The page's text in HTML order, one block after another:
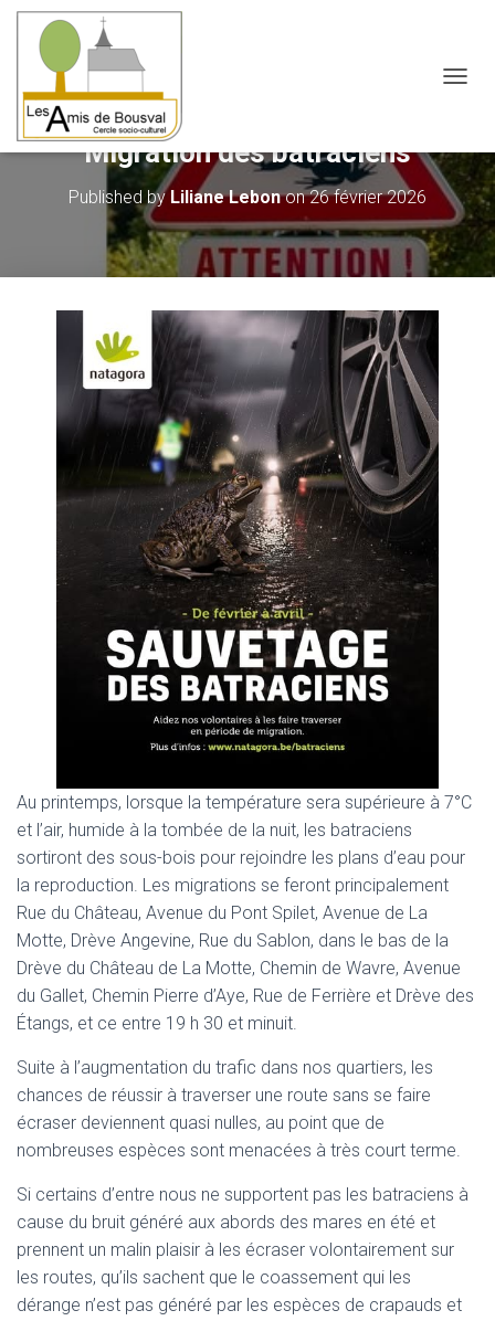
Migration des batraciens
Published byLiliane Lebonon26 février 2026
Au printemps, lorsque la température sera supérieure à 7°C
et l’air, humide à la tombée de la nuit, les batraciens
sortiront des sous-bois pour rejoindre les plans d’eau pour
la reproduction. Les migrations se feront principalement
Rue du Château, Avenue du Pont Spilet, Avenue de La
Motte, Drève Angevine, Rue du Sablon, dans le bas de la
Drève du Château de La Motte, Chemin de Wavre, Avenue
du Gallet, Chemin Pierre d’Aye, Rue de Ferrière et Drève des
Étangs, et ce entre 19 h 30 et minuit.
Suite à l’augmentation du trafic dans nos quartiers, les
chances de réussir à traverser une route sans se faire
écraser deviennent quasi nulles, au point que de
nombreuses espèces sont menacées à très court terme.
Si certains d’entre nous ne supportent pas les batraciens à
cause du bruit généré aux abords des mares en été et
prennent un malin plaisir à les écraser volontairement sur
les routes, qu’ils sachent que le coassement qui les
dérange n’est pas généré par les espèces de crapauds et